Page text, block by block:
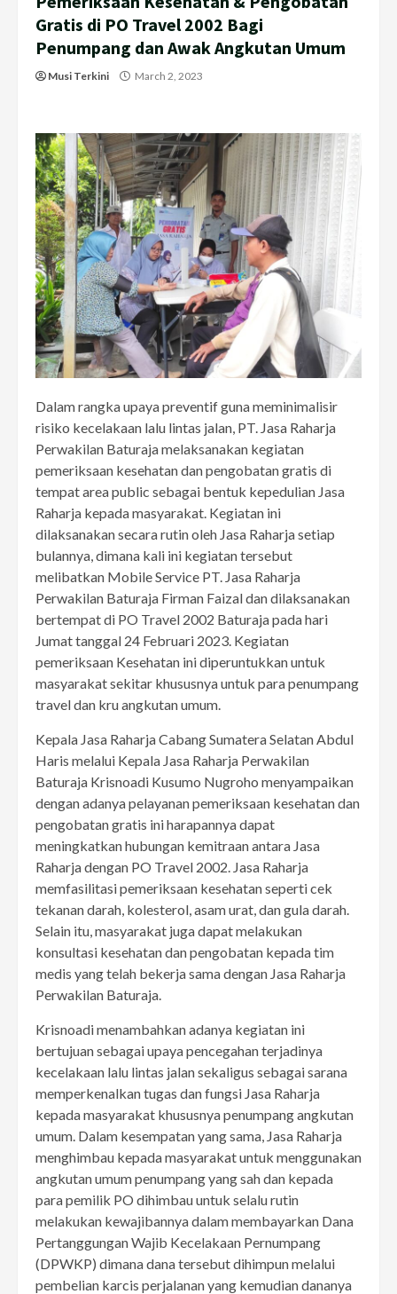
Gratis di PO Travel 2002 Bagi
Penumpang dan Awak Angkutan Umum
Musi Terkini March 2, 2023
Dalam rangka upaya preventif guna meminimalisir
risiko kecelakaan lalu lintas jalan, PT. Jasa Raharja
Perwakilan Baturaja melaksanakan kegiatan
pemeriksaan kesehatan dan pengobatan gratis di
tempat area public sebagai bentuk kepedulian Jasa
Raharja kepada masyarakat. Kegiatan ini
dilaksanakan secara rutin oleh Jasa Raharja setiap
bulannya, dimana kali ini kegiatan tersebut
melibatkan Mobile Service PT. Jasa Raharja
Perwakilan Baturaja Firman Faizal dan dilaksanakan
bertempat di PO Travel 2002 Baturaja pada hari
Jumat tanggal 24 Februari 2023. Kegiatan
pemeriksaan Kesehatan ini diperuntukkan untuk
masyarakat sekitar khususnya untuk para penumpang
travel dan kru angkutan umum.
Kepala Jasa Raharja Cabang Sumatera Selatan Abdul
Haris melalui Kepala Jasa Raharja Perwakilan
Baturaja Krisnoadi Kusumo Nugroho menyampaikan
dengan adanya pelayanan pemeriksaan kesehatan dan
pengobatan gratis ini harapannya dapat
meningkatkan hubungan kemitraan antara Jasa
Raharja dengan PO Travel 2002. Jasa Raharja
memfasilitasi pemeriksaan kesehatan seperti cek
tekanan darah, kolesterol, asam urat, dan gula darah.
Selain itu, masyarakat juga dapat melakukan
konsultasi kesehatan dan pengobatan kepada tim
medis yang telah bekerja sama dengan Jasa Raharja
Perwakilan Baturaja.
Krisnoadi menambahkan adanya kegiatan ini
bertujuan sebagai upaya pencegahan terjadinya
kecelakaan lalu lintas jalan sekaligus sebagai sarana
memperkenalkan tugas dan fungsi Jasa Raharja
kepada masyarakat khususnya penumpang angkutan
umum. Dalam kesempatan yang sama, Jasa Raharja
menghimbau kepada masyarakat untuk menggunakan
angkutan umum penumpang yang sah dan kepada
para pemilik PO dihimbau untuk selalu rutin
melakukan kewajibannya dalam membayarkan Dana
Pertanggungan Wajib Kecelakaan Pernumpang
(DPWKP) dimana dana tersebut dihimpun melalui
pembelian karcis perjalanan yang kemudian dananya